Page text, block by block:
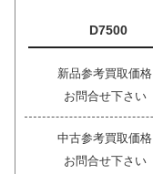
D7500
新品参考買取価格
お問合せ下さい
中古参考買取価格
お問合せ下さい